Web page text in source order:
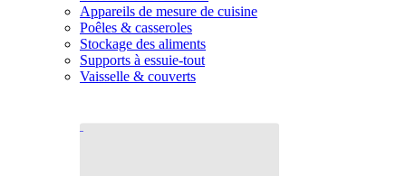
Appareils de mesure de cuisine
Poêles & casseroles
Stockage des aliments
Supports à essuie-tout
Vaisselle & couverts